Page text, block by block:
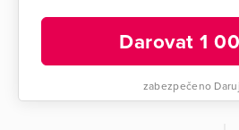
Darovat 1
zabezpečeno